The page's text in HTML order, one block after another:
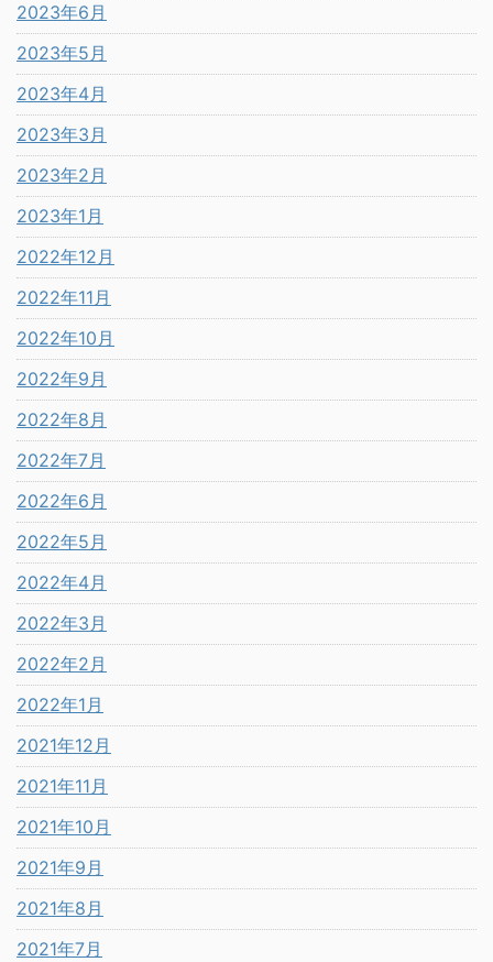
2023年6月
2023年5月
2023年4月
2023年3月
2023年2月
2023年1月
2022年12月
2022年11月
2022年10月
2022年9月
2022年8月
2022年7月
2022年6月
2022年5月
2022年4月
2022年3月
2022年2月
2022年1月
2021年12月
2021年11月
2021年10月
2021年9月
2021年8月
2021年7月